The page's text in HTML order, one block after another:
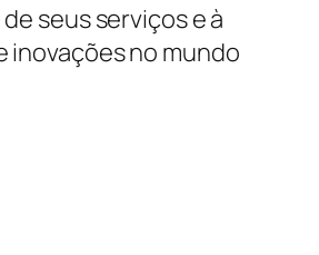
seus serviços e à
inovações no mundo